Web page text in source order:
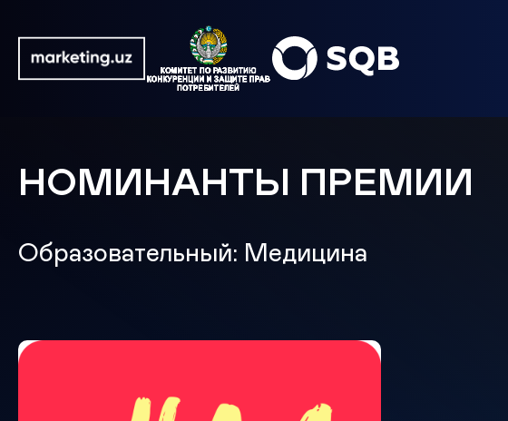
НОМИНАНТЫ ПРЕМИИ
Образовательный: Медицина